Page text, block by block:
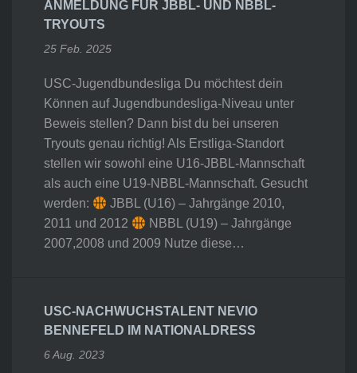
ANMELDUNG FÜR JBBL- UND NBBL-
TRYOUTS
25 Feb. 2025
USC-Jugendbundesliga Du möchtest dein
Können auf Jugendbundesliga-Niveau unter
Beweis stellen? Dann bist du bei unseren
Tryouts genau richtig! Als Erstliga-Standort
stellen wir sowohl eine U16-JBBL-Mannschaft
als auch eine U19-NBBL-Mannschaft. Gesucht
werden:
JBBL (U16) – Jahrgänge 2010,
2011 und 2012
NBBL (U19) – Jahrgänge
2007,2008 und 2009 Nutze diese…
USC-NACHWUCHSTALENT NEVIO
BENNEFELD IM NATIONALDRESS
6 Aug. 2023